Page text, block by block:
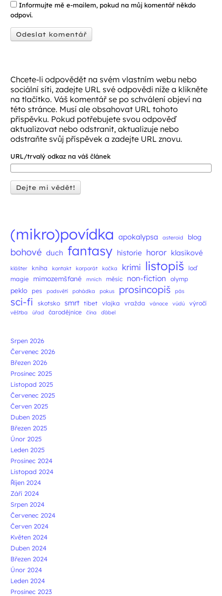
Informujte mě e-mailem, pokud na můj komentář někdo
odpoví.
Chcete-li odpovědět na svém vlastním webu nebo
sociální síti, zadejte URL své odpovědi níže a klikněte
na tlačítko. Váš komentář se po schválení objeví na
této stránce. Musí ale obsahovat URL tohoto
příspěvku. Pokud potřebujete svou odpověď
aktualizovat nebo odstranit, aktualizuje nebo
odstraňte svůj příspěvek a zadejte URL znovu.
URL/trvalý odkaz na váš článek
(mikro)povídka apokalypsa asteroid blog
bohové duch fantasy historie horor klasikové
klášter kniha kontakt korporát kočka krimi listopiš
loď
magie
mimozemšťané mnich měsíc non-fiction olymp
peklo pes podsvětí pohádka pokus prosincopiš pás
sci-fi skotsko smrt tibet vlajka vražda vánoce vúdú výročí
věštba úřad čarodějnice čína ďábel
Srpen 2026
Červenec 2026
Březen 2026
Prosinec 2025
Listopad 2025
Červenec 2025
Červen 2025
Duben 2025
Březen 2025
Únor 2025
Leden 2025
Prosinec 2024
Listopad 2024
Říjen 2024
Září 2024
Srpen 2024
Červenec 2024
Červen 2024
Květen 2024
Duben 2024
Březen 2024
Únor 2024
Leden 2024
Prosinec 2023